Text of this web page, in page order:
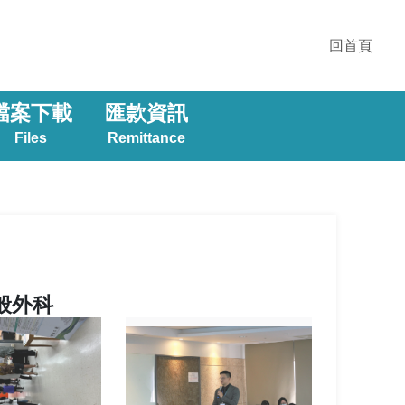
回首頁
案下載
Files
匯款資訊
Remittance
外科